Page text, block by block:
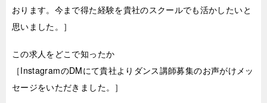
おります。今まで得た経験を貴社のスクールでも活かしたいと
思いました。］
この求人をどこで知ったか
［InstagramのDMにて貴社よりダンス講師募集のお声がけメッ
セージをいただきました。］